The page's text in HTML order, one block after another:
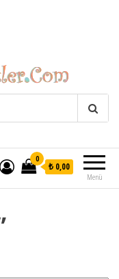
Menü
0
₺ 0,00